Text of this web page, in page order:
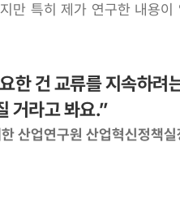
만 특히 제가 연구한 내용
한 건 교류를 지속하
거라고 봐요.”
산업연구원 산업혁신정책실